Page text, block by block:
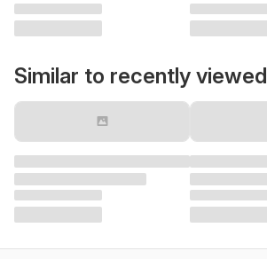
Similar to recently viewed